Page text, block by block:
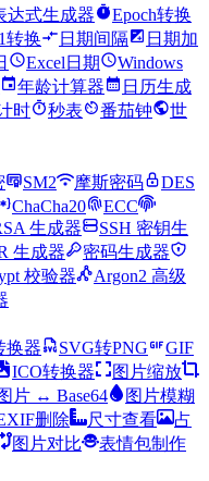
达式生成器
Epoch转换
转换 日期间隔
日期加
Excel日期
Windows
年龄计算器
日历生成
时 秒表 番茄钟
世
SM2 摩斯密码
DES
ChaCha20
ECC
生成器
SSH 密钥生
生成器
密码生成器
校验器
Argon2 高级
换器 SVG转PNG
GIF
ICO转换器
图片缩放
片 ↔ Base64
图片模糊
删除 尺寸查看
占
图片对比
表情包制作